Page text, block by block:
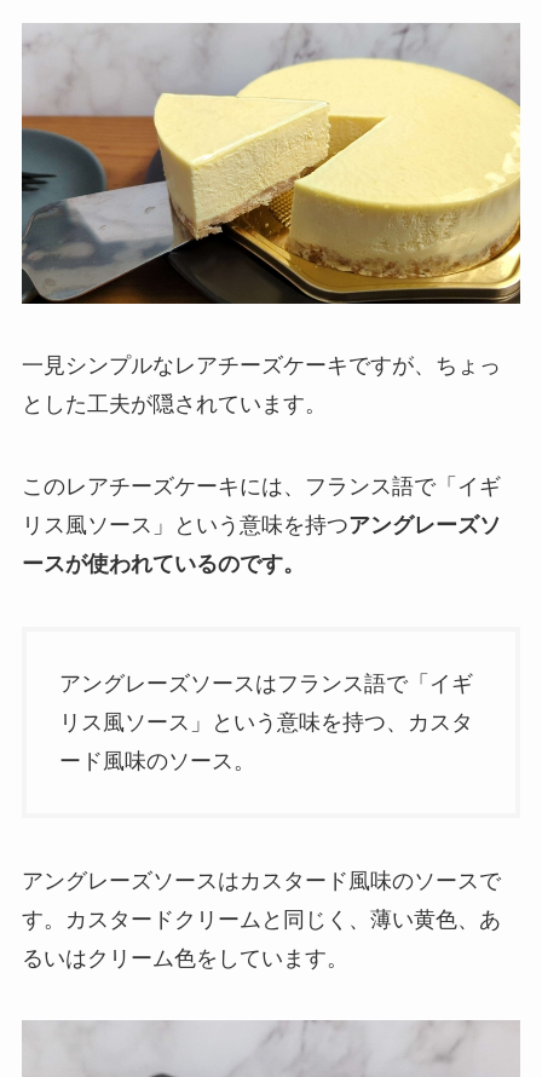
一見シンプルなレアチーズケーキですが、ちょっ
とした工夫が隠されています。
このレアチーズケーキには、フランス語で「イギ
リス風ソース」という意味を持つアングレーズソ
ースが使われているのです。
アングレーズソースはフランス語で「イギ
リス風ソース」という意味を持つ、カスタ
ード風味のソース。
アングレーズソースはカスタード風味のソースで
す。カスタードクリームと同じく、薄い黄色、あ
るいはクリーム色をしています。